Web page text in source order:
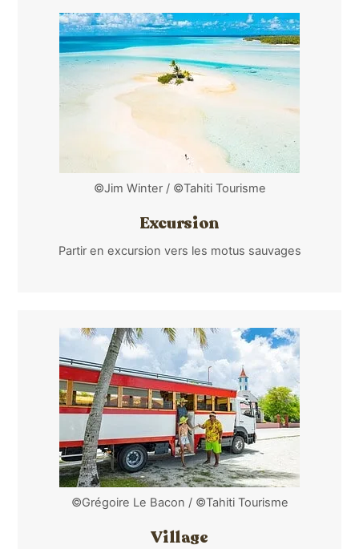
©Jim Winter / ©Tahiti Tourisme
Excursion
Partir en excursion vers les motus sauvages
©Grégoire Le Bacon / ©Tahiti Tourisme
Village